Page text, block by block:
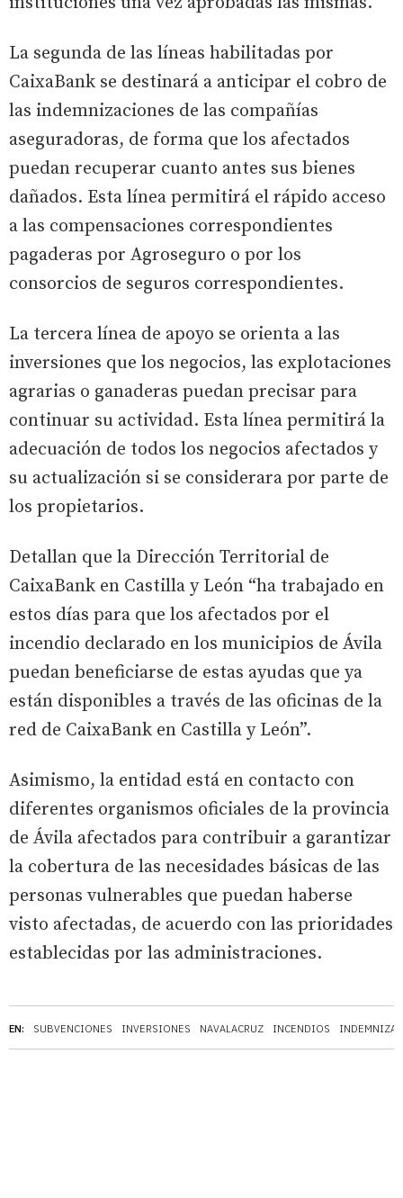
EN: SUBVENCIONES INVERSIONES NAVALACRUZ INCENDIOS
La segunda de las líneas habilitadas por
CaixaBank se destinará a anticipar el cobro de
las indemnizaciones de las compañías
aseguradoras, de forma que los afectados
puedan recuperar cuanto antes sus bienes
dañados. Esta línea permitirá el rápido acceso
a las compensaciones correspondientes
pagaderas por Agroseguro o por los
consorcios de seguros correspondientes.
La tercera línea de apoyo se orienta a las
inversiones que los negocios, las explotaciones
agrarias o ganaderas puedan precisar para
continuar su actividad. Esta línea permitirá la
adecuación de todos los negocios afectados y
su actualización si se considerara por parte de
los propietarios.
Detallan que la Dirección Territorial de
CaixaBank en Castilla y León “ha trabajado en
estos días para que los afectados por el
incendio declarado en los municipios de Ávila
puedan beneficiarse de estas ayudas que ya
están disponibles a través de las oficinas de la
red de CaixaBank en Castilla y León”.
Asimismo, la entidad está en contacto con
diferentes organismos oficiales de la provincia
de Ávila afectados para contribuir a garantizar
la cobertura de las necesidades básicas de las
personas vulnerables que puedan haberse
visto afectadas, de acuerdo con las prioridades
establecidas por las administraciones.